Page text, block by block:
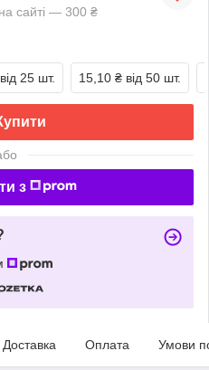
сайті — 300 ₴
від 25 шт. 15,10 ₴ від 50 шт.
з
Доставка Оплата Умови